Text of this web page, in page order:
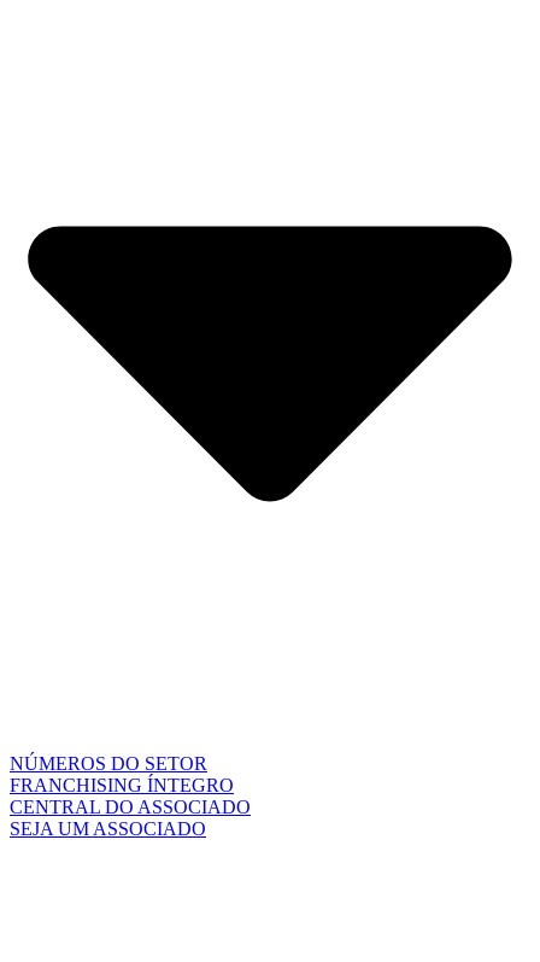
NÚMEROS DO SETOR
FRANCHISING ÍNTEGRO
CENTRAL DO ASSOCIADO
SEJA UM ASSOCIADO